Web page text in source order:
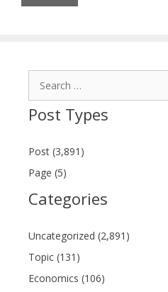
Post Types
Post (3,891)
Page (5)
Categories
Uncategorized (2,891)
Topic (131)
Economics (106)